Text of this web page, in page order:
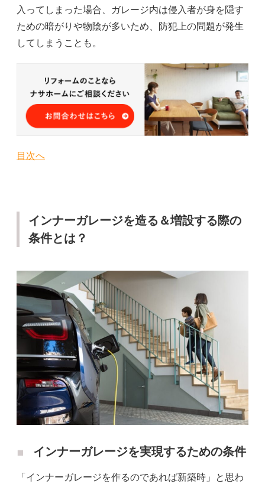
入ってしまった場合、ガレージ内は侵入者が身を隠す
ための暗がりや物陰が多いため、防犯上の問題が発生
してしまうことも。
目次へ
インナーガレージを造る＆増設する際の
条件とは？
インナーガレージを実現するための条件
「インナーガレージを作るのであれば新築時」と思わ